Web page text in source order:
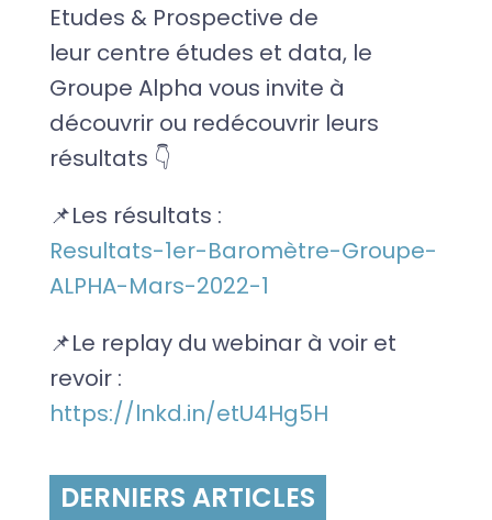
Etudes & Prospective de
leur centre études et data, le
Groupe Alpha vous invite à
découvrir ou redécouvrir leurs
résultats 👇
📌Les résultats :
Resultats-1er-Baromètre-Groupe-
ALPHA-Mars-2022-1
📌Le replay du webinar à voir et
revoir :
https://lnkd.in/etU4Hg5H
DERNIERS ARTICLES